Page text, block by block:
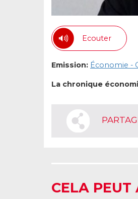
Ecouter
Emission: Économie -
La chronique
CELA PEUT